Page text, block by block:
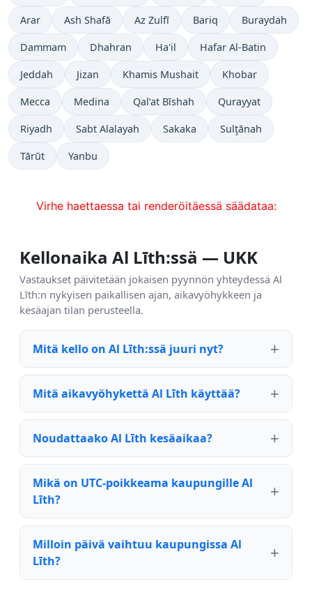
Arar Ash Shafā Az Zulfī Bariq Buraydah
Dammam Dhahran Ha'il Hafar Al-Batin
Jeddah Jizan Khamis Mushait Khobar
Mecca Medina Qal‘at Bīshah Qurayyat
Riyadh Sabt Alalayah Sakaka Sulţānah
Tārūt Yanbu
Virhe haettaessa tai renderöitäessä säädataa:
Kellonaika Al Līth:ssä — UKK
Vastaukset päivitetään jokaisen pyynnön yhteydessä Al
Līth:n nykyisen paikallisen ajan, aikavyöhykkeen ja
kesäajan tilan perusteella.
Mitä kello on Al Līth:ssä juuri nyt?
Mitä aikavyöhykettä Al Līth käyttää?
Noudattaako Al Līth kesäaikaa?
Mikä on UTC-poikkeama kaupungille Al
Līth?
Milloin päivä vaihtuu kaupungissa Al
Līth?